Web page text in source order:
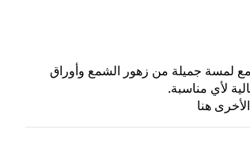
لمسة جميلة من زهور الشمع وأوراق
لأي مناسبة.